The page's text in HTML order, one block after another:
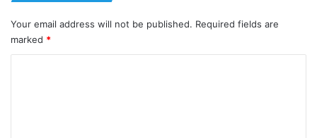
Your email address will not be published. Required fields are
marked *